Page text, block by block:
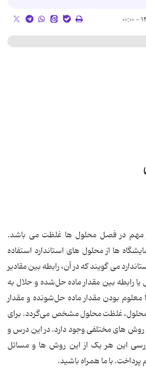
مهم در فصل محلول ها غلظت می باشد.
ها از محلول های استاندارد استفاده
می گویند که در آن، رابطه بین مقادیر
رابطه بین مقدار ماده حل‌شده و حلال به
بودن مقدار ماده حل‌شونده و مقدار
غلظت محلول مشخص می‌گردد. برای
های مختلفی وجود دارد. در این درس و
این هر یک از این روش ها و مسائل
با ما همراه باشید.